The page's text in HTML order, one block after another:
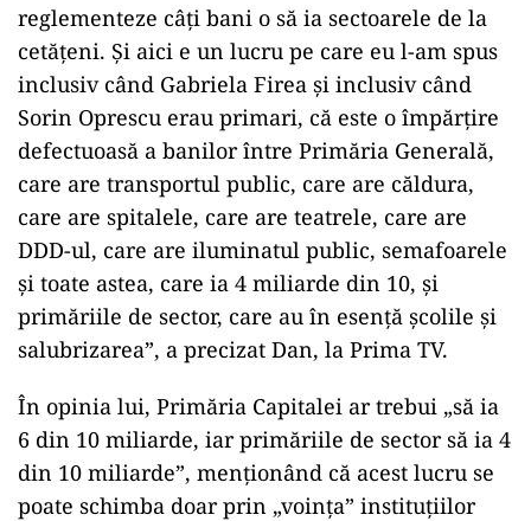
reglementeze câţi bani o să ia sectoarele de la
cetăţeni. Şi aici e un lucru pe care eu l-am spus
inclusiv când Gabriela Firea şi inclusiv când
Sorin Oprescu erau primari, că este o împărţire
defectuoasă a banilor între Primăria Generală,
care are transportul public, care are căldura,
care are spitalele, care are teatrele, care are
DDD-ul, care are iluminatul public, semafoarele
şi toate astea, care ia 4 miliarde din 10, şi
primăriile de sector, care au în esenţă şcolile şi
salubrizarea”, a precizat Dan, la Prima TV.
În opinia lui, Primăria Capitalei ar trebui „să ia
6 din 10 miliarde, iar primăriile de sector să ia 4
din 10 miliarde”, menţionând că acest lucru se
poate schimba doar prin „voinţa” instituţiilor